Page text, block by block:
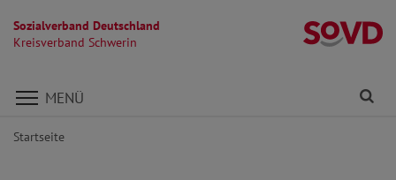
Sozialverband Deutschland
Kreisverband Schwerin
Direkt zu den Inhalten springen
MENÜ
Startseite